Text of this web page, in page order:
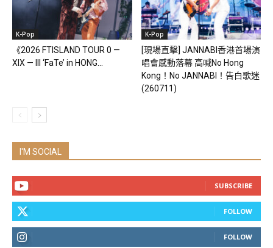
K-Pop
《2026 FTISLAND TOUR 0 —
XIX — III ‘FaTe’ in HONG...
K-Pop
[現場直擊] JANNABI香港首場演
唱會感動落幕 高喊No Hong
Kong！No JANNABI！告白歌迷
(260711)
I'M SOCIAL
SUBSCRIBE
FOLLOW
FOLLOW